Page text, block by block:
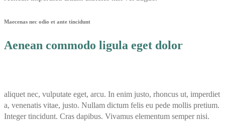
Maecenas nec odio et ante tincidunt
Aenean commodo ligula eget dolor
aliquet nec, vulputate eget, arcu. In enim justo, rhoncus ut, imperdiet
a, venenatis vitae, justo. Nullam dictum felis eu pede mollis pretium.
Integer tincidunt. Cras dapibus. Vivamus elementum semper nisi.